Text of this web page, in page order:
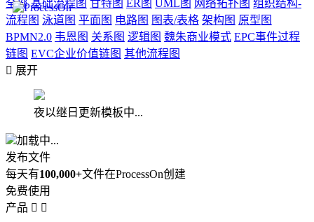
全部 基础流程图 甘特图 ER图 UML图 网络拓扑图 组织结构-
流程图 泳道图 平面图 电路图 图表/表格 架构图 原型图
BPMN2.0 韦恩图 关系图 逻辑图 魏朱商业模式 EPC事件过程
链图 EVC企业价值链图 其他流程图
 展开
夜以继日更新模板中...
加载中...
发布文件
每天有100,000+文件在ProcessOn创建
免费使用
产品  